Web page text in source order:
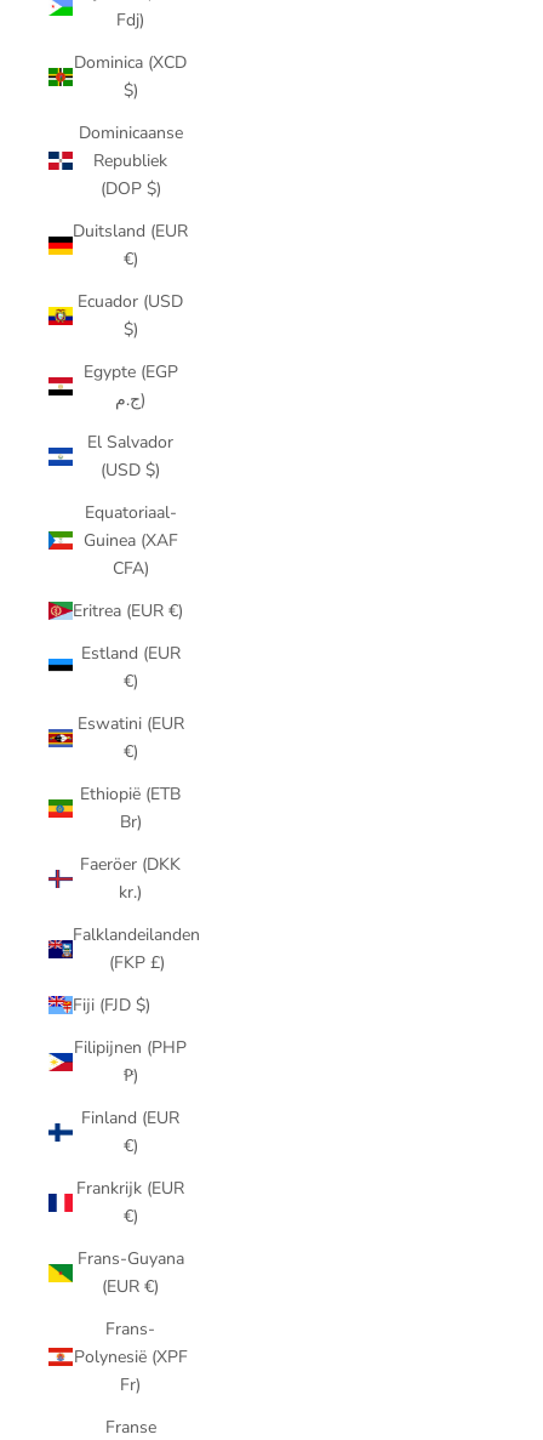
Fdj)
Dominica (XCD
$)
Dominicaanse
Republiek
(DOP $)
Duitsland (EUR
€)
Ecuador (USD
$)
Egypte (EGP
ج.م)
El Salvador
(USD $)
Equatoriaal-
Guinea (XAF
CFA)
Eritrea (EUR €)
Estland (EUR
€)
Eswatini (EUR
€)
Ethiopië (ETB
Br)
Faeröer (DKK
kr.)
Falklandeilanden
(FKP £)
Fiji (FJD $)
Filipijnen (PHP
₱)
Finland (EUR
€)
Frankrijk (EUR
€)
Frans-Guyana
(EUR €)
Frans-
Polynesië (XPF
Fr)
Franse